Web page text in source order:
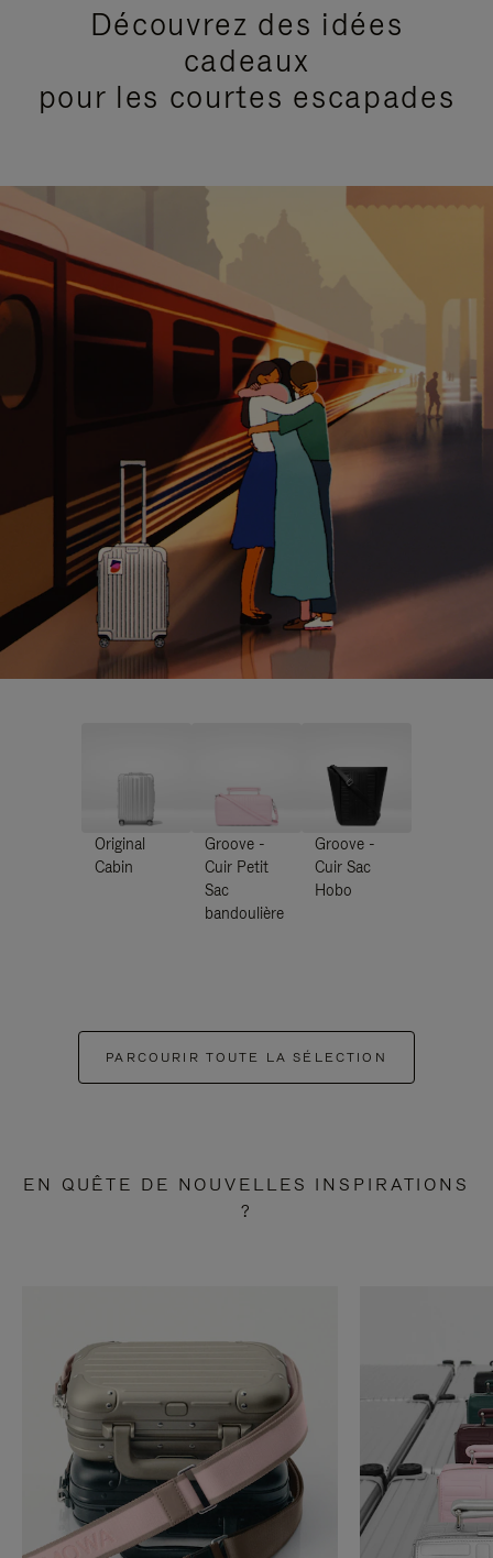
Découvrez des idées
cadeaux
pour les courtes escapades
Original
Cabin
Groove -
Cuir Petit
Sac
bandoulière
Groove -
Cuir Sac
Hobo
PARCOURIR TOUTE LA SÉLECTION
EN QUÊTE DE NOUVELLES INSPIRATIONS
?